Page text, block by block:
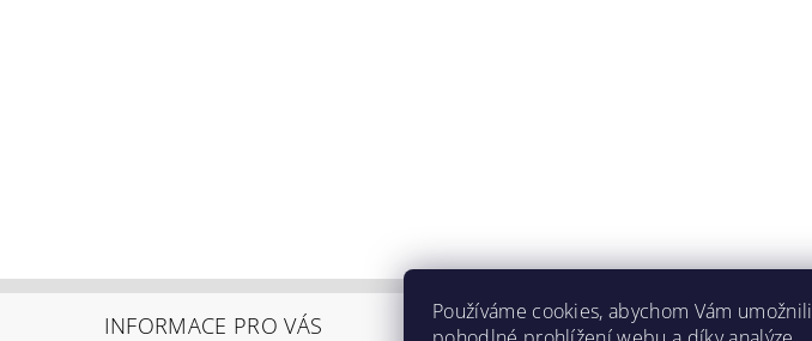
INFORMACE PRO VÁS
Používáme cookies, abychom Vám umožnili